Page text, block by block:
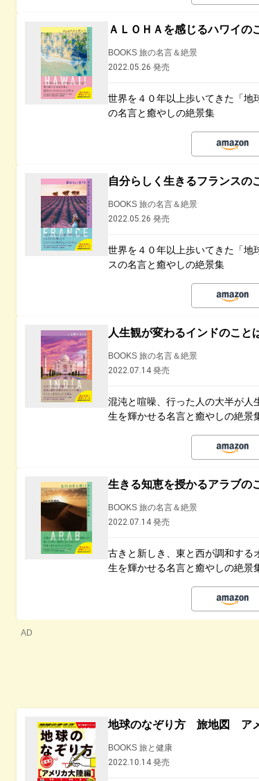
ＡＬＯＨＡを感じるハワイの
BOOKS 旅の名言＆絶景
2022.05.26 発売
世界を４０年以上歩いてきた「地
の名言と癒やしの絶景集
自分らしく生きるフランスの
BOOKS 旅の名言＆絶景
2022.05.26 発売
世界を４０年以上歩いてきた「地
スの名言と癒やしの絶景集
人生観が変わるインドのこと
BOOKS 旅の名言＆絶景
2022.07.14 発売
混沌と喧噪、行った人の大半が人
生を輝かせる名言と癒やしの絶景
生きる知恵を授かるアラブの
BOOKS 旅の名言＆絶景
2022.07.14 発売
古きと新しき、東と西が調和する
生を輝かせる名言と癒やしの絶景
AD
地球のなぞり方 旅地図 ア
BOOKS 旅と健康
2022.10.14 発売